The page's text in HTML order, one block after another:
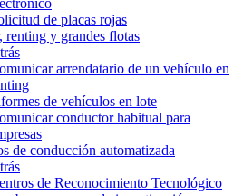
de placas rojas
renting y grandes flotas
arrendatario de un vehículo en
de vehículos en lote
conductor habitual para
de conducción automatizada
de Reconocimiento Tecnológico